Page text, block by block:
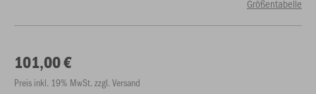
Größentabelle
101,00 €
Preis inkl. 19% MwSt. zzgl. Versand